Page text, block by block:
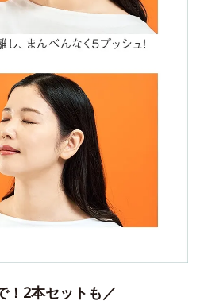
！2本セットも／